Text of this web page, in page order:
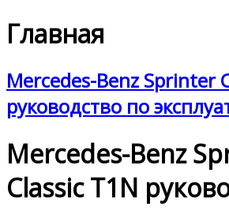
Главная
Mercedes-Benz Sprinter
руководство по
Mercedes-Benz
Classic T1N